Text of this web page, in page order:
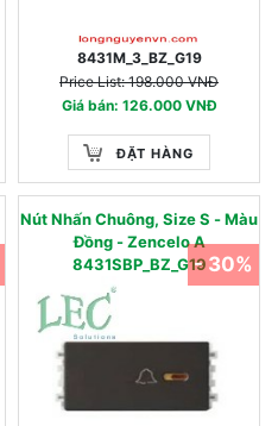
8431M_3_BZ_G19
Price List: 198.000 VNĐ
Giá bán: 126.000 VNĐ
ĐẶT HÀNG
Nút Nhấn Chuông, Size S - Màu
Đồng - Zencelo A
8431SBP_BZ_G19- 30%